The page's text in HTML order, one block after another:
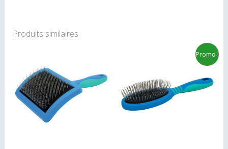
Produits similaires
8.50€
à
12.50€
plusieurs
variations.
Promo !
était :
11.51€.
est :
7.99€.